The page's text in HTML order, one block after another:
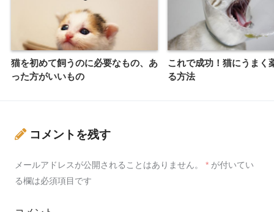
猫を初めて飼うのに必要なもの、あ
った方がいいもの
これで成功！猫にうまく
る方法
コメントを残す
メールアドレスが公開されることはありません。 * が付いてい
る欄は必須項目です